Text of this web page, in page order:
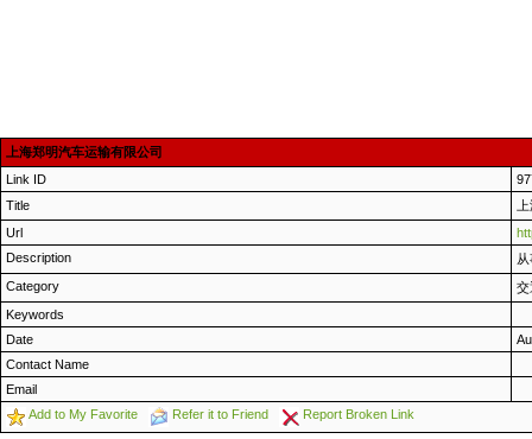
上海郑明汽车运输有限公司
Link ID
Title
Url
Description
Category
交
Keywords
Date
Contact Name
Email
Add to My Favorite
Refer it to Friend Report Broken Link